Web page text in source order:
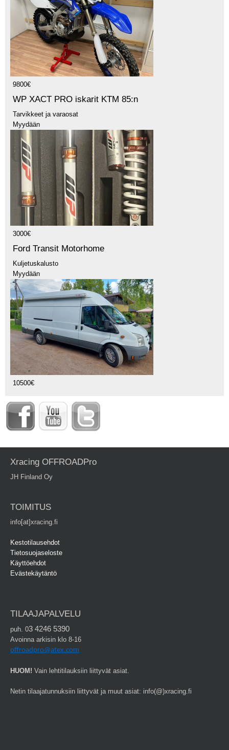
9800€
WP XACT PRO iskarit KTM 85:n
Tarvikkeet ja varaosat
Myydään
3000€
Ford Transit Motorhome
Kuljetuskalusto
Myydään
10500€
Xracing OFFROADPro
JH Finland Oy
TOIMITUS
info[at]xracing.fi
Kestotilausehdot
Tietosuojaseloste
Käyttöehdot
Evästekäytäntö
TILAAJAPALVELU
puh. 03 4246 5390
Avoinna arkisin klo 8-16
offroadpro@atex.com
HUOM! Vain lehtitilauksiin liittyvät asiat.
Netin tilaajatunnuksiin liittyvät ja muut asiat: info(@)xracing.fi